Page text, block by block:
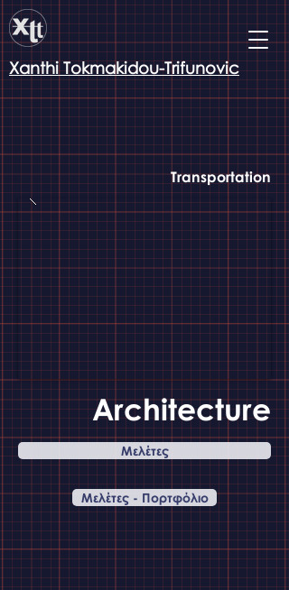
Xanthi Tokmakidou-Trifunovic
Transportation
Architecture
Μελέτες
Μελέτες - Πορτφόλιο